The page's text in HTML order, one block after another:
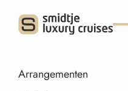
Arrangementen